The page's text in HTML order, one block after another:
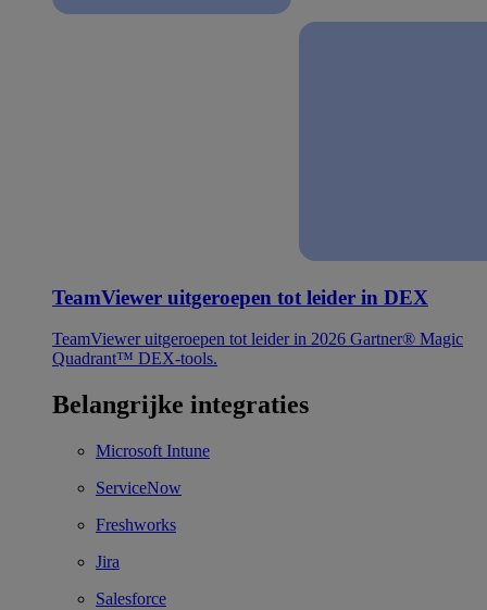
TeamViewer uitgeroepen tot leider in DEX
TeamViewer uitgeroepen tot leider in 2026 Gartner® Magic
Quadrant™ DEX-tools.
Belangrijke integraties
Microsoft Intune
ServiceNow
Freshworks
Jira
Salesforce